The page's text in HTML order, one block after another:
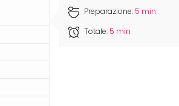
Preparazione: 5 min
Totale: 5 min